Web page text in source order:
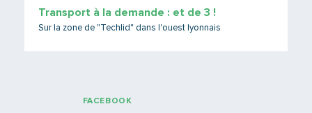
Transport à la demande : et de 3 !
Sur la zone de "Techlid" dans l'ouest lyonnais
FACEBOOK